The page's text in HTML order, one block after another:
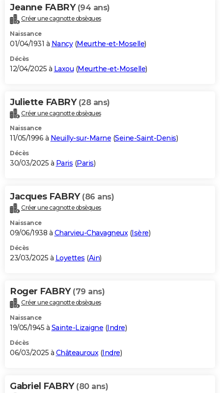
Jeanne FABRY (94 ans)
Créer une cagnotte obsèques
Naissance
01/04/1931 à Nancy(Meurthe-et-Moselle)
Décès
12/04/2025 à Laxou (Meurthe-et-Moselle)
Juliette FABRY (28 ans)
Créer une cagnotte obsèques
Naissance
11/05/1996 à Neuilly-sur-Marne (Seine-Saint-Denis)
Décès
30/03/2025 à Paris (Paris)
Jacques FABRY (86 ans)
Créer une cagnotte obsèques
Naissance
09/06/1938 à Charvieu-Chavagneux(Isère)
Décès
23/03/2025 à Loyettes (Ain)
Roger FABRY (79 ans)
Créer une cagnotte obsèques
Naissance
19/05/1945 à Sainte-Lizaigne (Indre)
Décès
06/03/2025 à Châteauroux(Indre)
Gabriel FABRY (80 ans)